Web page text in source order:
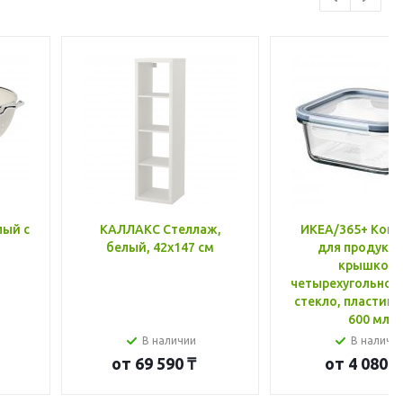
с
КАЛЛАКС Стеллаж,
белый, 42x147 см
В наличии
от 69 590 ₸
ИКЕА/365+
для
крышкой,
стекло, пластик
600 мл
В
от 4 080 ₸